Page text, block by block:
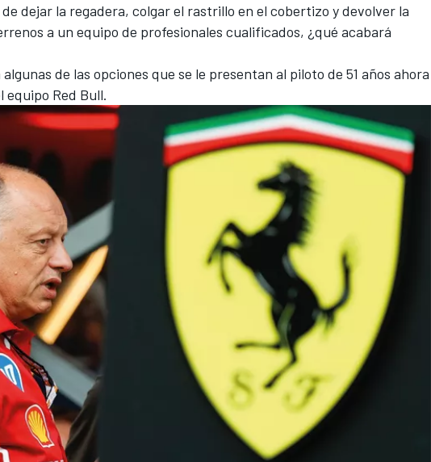
dejar la regadera, colgar el rastrillo en el cobertizo y devolver la
a un equipo de profesionales cualificados, ¿qué acabará
de las opciones que se le presentan al piloto de 51 años ahora
equipo Red Bull.